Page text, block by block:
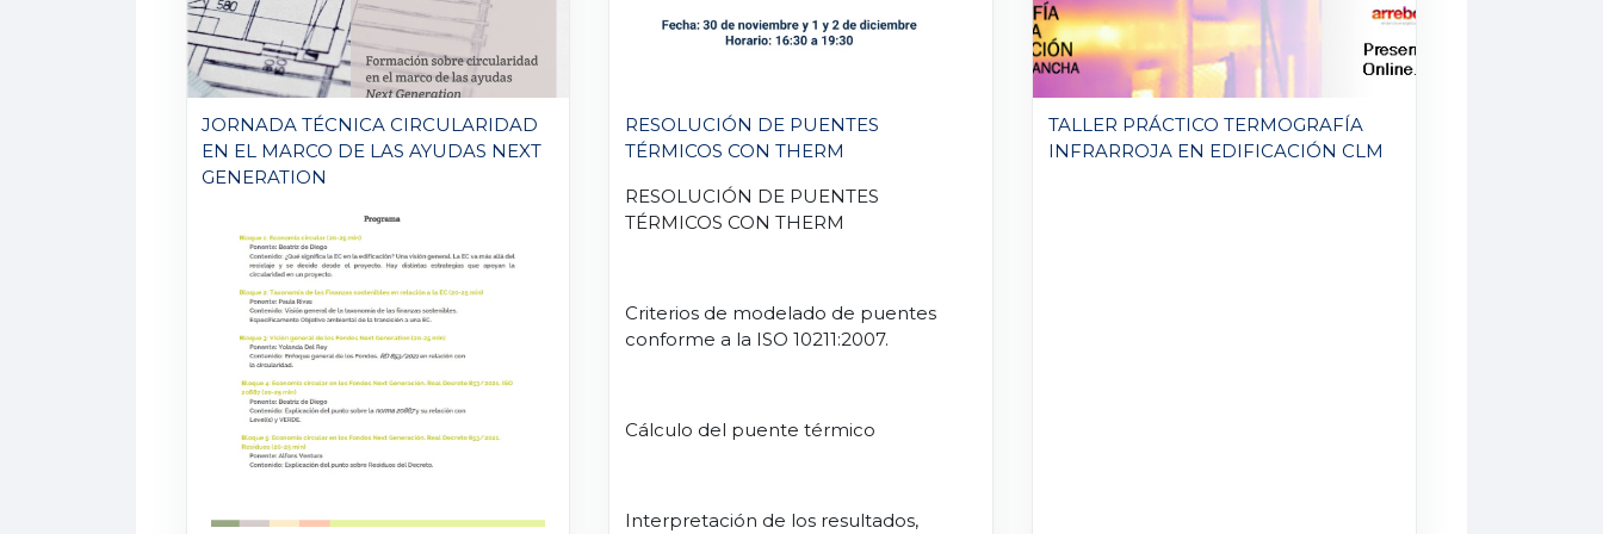
JORNADA TÉCNICA CIRCULARIDAD
EN EL MARCO DE LAS AYUDAS NEXT
GENERATION
RESOLUCIÓN DE PUENTES
TÉRMICOS CON THERM
RESOLUCIÓN DE PUENTES
TÉRMICOS CON THERM
Criterios de modelado de puentes
conforme a la ISO 10211:2007.
Cálculo del puente térmico
Interpretación de los resultados,
TALLER PRÁCTICO TERMOGRAFÍA
INFRARROJA EN EDIFICACIÓN CLM